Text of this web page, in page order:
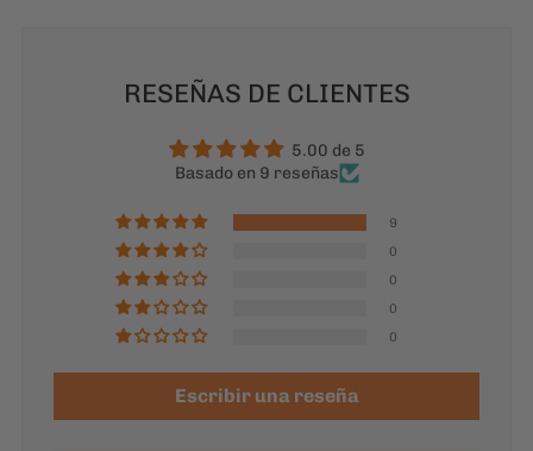
RESEÑAS DE CLIENTES
5.00 de 5
Basado en 9 reseñas
9
0
0
0
0
Escribir una reseña